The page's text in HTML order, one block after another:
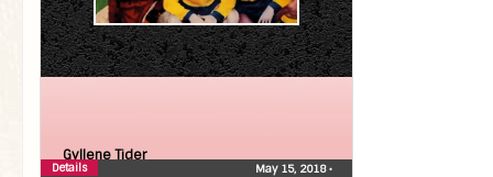
Gyllene Tider
May 15, 2018•
Details